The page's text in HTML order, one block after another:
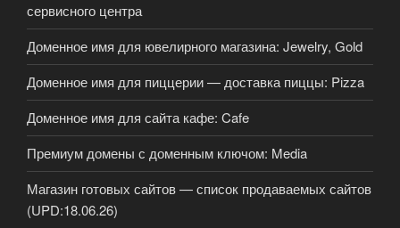
сервисного центра
Доменное имя для ювелирного магазина: Jewelry, Gold
Доменное имя для пиццерии — доставка пиццы: Pizza
Доменное имя для сайта кафе: Cafe
Премиум домены с доменным ключом: Media
Магазин готовых сайтов — список продаваемых сайтов
(UPD:18.06.26)